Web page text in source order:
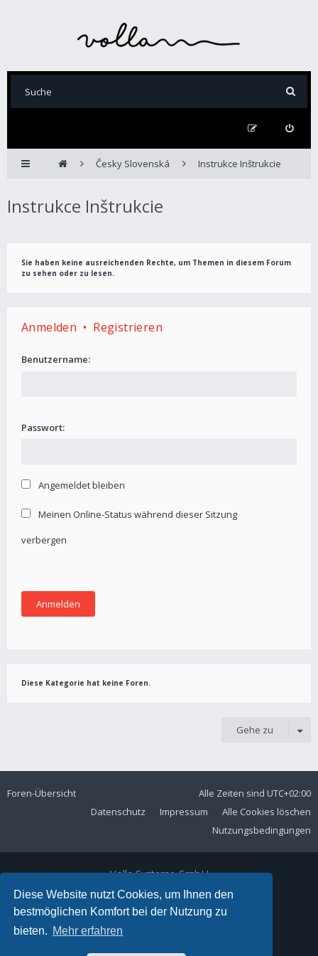
Diese Website nutzt Cookies, um Ihnen den
bestmöglichen Komfort bei der Nutzung zu
bieten. Mehr erfahren
Česky Slovenská Instrukce Inštrukcie
Instrukce Inštrukcie
Sie haben keine ausreichenden Rechte, um Themen in diesem Forum
zu sehen oder zu lesen.
Anmelden • Registrieren
Benutzername:
Passwort:
Angemeldet bleiben
Meinen Online-Status während dieser Sitzung
verbergen
Diese Kategorie hat keine Foren.
Gehe zu
Foren-Übersicht Alle Zeiten sind UTC+02:00
Alle Cookies löschen
Impressum
Datenschutz
Nutzungsbedingungen
Volla Systeme GmbH
Kölner Straße 102
42897 Remscheid
Telefon:+49 2191 59897 61
E-Mail: